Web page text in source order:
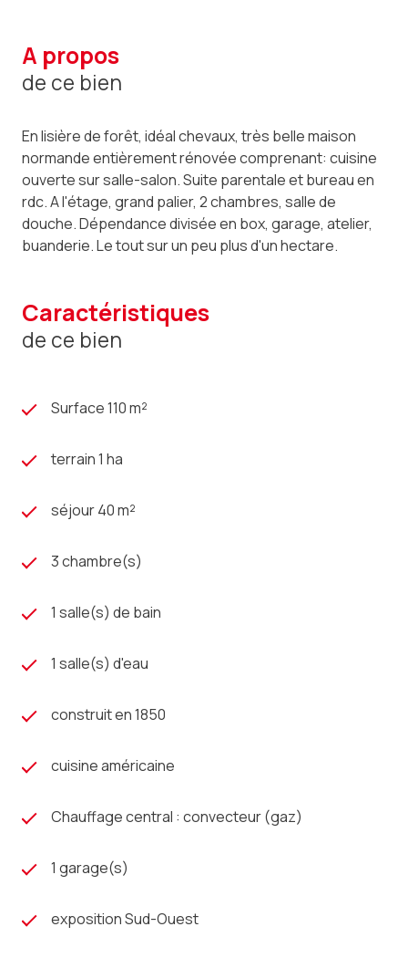
a propos
de ce bien
En lisière de forêt, idéal chevaux, très belle maison
normande entièrement rénovée comprenant: cuisine
ouverte sur salle-salon. Suite parentale et bureau en
rdc. A l'étage, grand palier, 2 chambres, salle de
douche. Dépendance divisée en box, garage, atelier,
buanderie. Le tout sur un peu plus d'un hectare.
caractéristiques
de ce bien
Surface 110 m²
terrain 1 ha
séjour 40 m²
3 chambre(s)
1 salle(s) de bain
1 salle(s) d'eau
construit en 1850
cuisine américaine
Chauffage central : convecteur (gaz)
1 garage(s)
exposition Sud-Ouest